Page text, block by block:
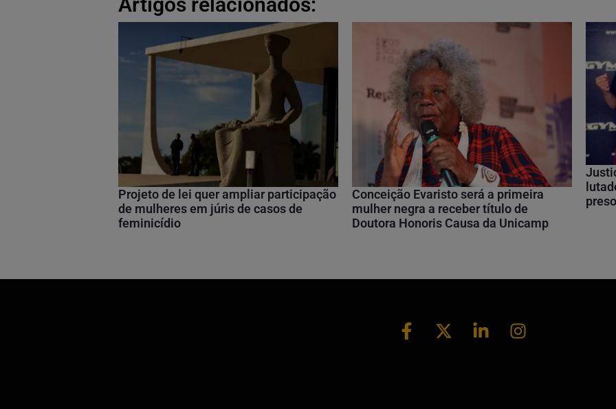
Projeto de lei quer ampliar participação
de mulheres em júris de casos de
feminicídio
Conceição Evaristo será a primeira
mulher negra a receber título de
Doutora Honoris Causa da Unicamp